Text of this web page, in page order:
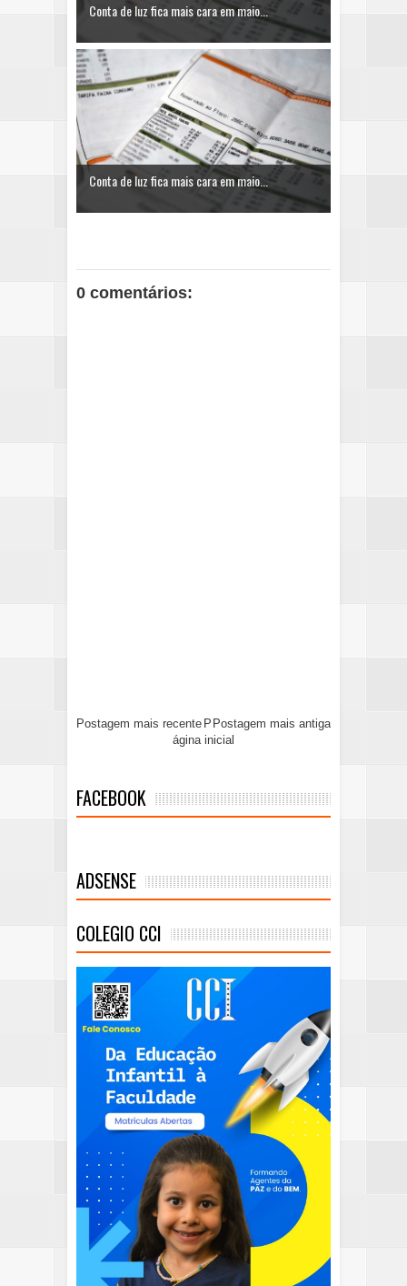
Conta de luz fica mais cara em maio...
Conta de luz fica mais cara em maio...
0 comentários:
Postagem mais recente Postagem mais antiga
P
ágina inicial
FACEBOOK
ADSENSE
COLEGIO CCI